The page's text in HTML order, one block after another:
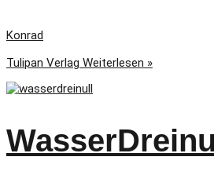
Konrad
Tulipan Verlag Weiterlesen »